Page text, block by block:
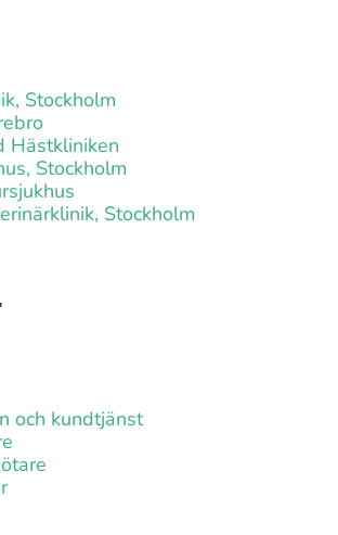
Stockholm
Hästkliniken
Stockholm
Stockholm
och kundtjänst